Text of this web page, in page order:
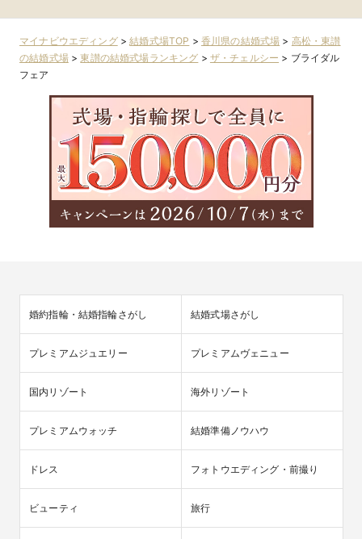
マイナビウエディング>結婚式場TOP > 香川県の結婚式場 > 高松・東讃
の結婚式場>東讃の結婚式場ランキング > ザ・チェルシー > ブライダル
フェア
婚約指輪・結婚指輪さがし 結婚式場さがし
プレミアムジュエリー プレミアムヴェニュー
国内リゾート 海外リゾート
プレミアムウォッチ 結婚準備ノウハウ
ドレス フォトウエディング・前撮り
ビューティ 旅行